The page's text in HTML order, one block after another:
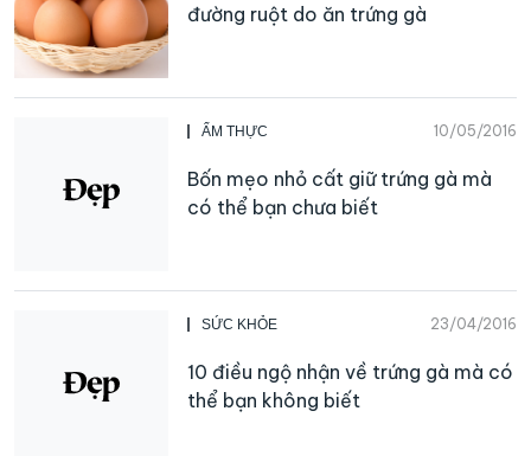
đường ruột do ăn trứng gà
ẨM THỰC 10/05/2016
Bốn mẹo nhỏ cất giữ trứng gà mà
có thể bạn chưa biết
SỨC KHỎE 23/04/2016
10 điều ngộ nhận về trứng gà mà có
thể bạn không biết